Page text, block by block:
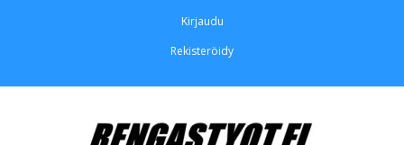
Kirjaudu
Rekisteröidy